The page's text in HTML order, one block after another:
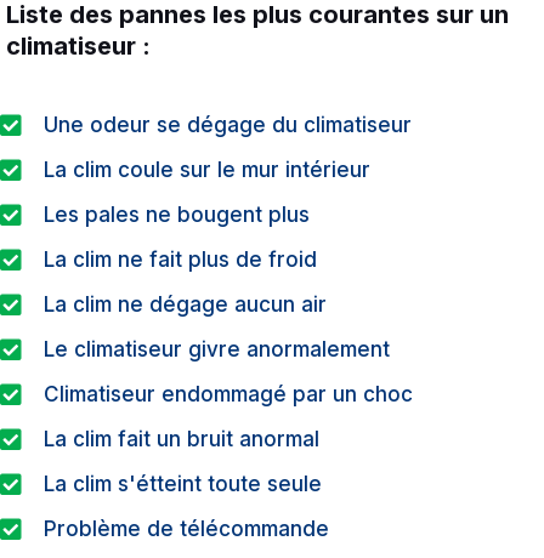
Liste des pannes les plus courantes sur un
climatiseur :
Une odeur se dégage du climatiseur
La clim coule sur le mur intérieur
Les pales ne bougent plus
La clim ne fait plus de froid
La clim ne dégage aucun air
Le climatiseur givre anormalement
Climatiseur endommagé par un choc
La clim fait un bruit anormal
La clim s'étteint toute seule
Problème de télécommande